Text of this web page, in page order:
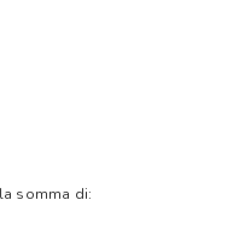
somma di: